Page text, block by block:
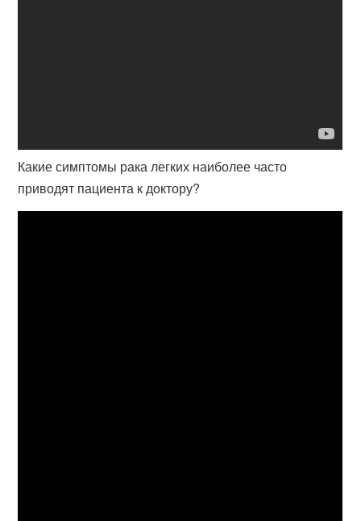
Какие симптомы рака легких наиболее часто
приводят пациента к доктору?